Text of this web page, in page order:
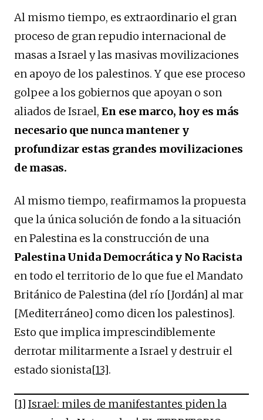
Al mismo tiempo, es extraordinario el gran
proceso de gran repudio internacional de
masas a Israel y las masivas movilizaciones
en apoyo de los palestinos. Y que ese proceso
golpee a los gobiernos que apoyan o son
aliados de Israel, En ese marco, hoy es más
necesario que nunca mantener y
profundizar estas grandes movilizaciones
de masas.
Al mismo tiempo, reafirmamos la propuesta
que la única solución de fondo a la situación
en Palestina es la construcción de una
Palestina Unida Democrática y No Racista
en todo el territorio de lo que fue el Mandato
Británico de Palestina (del río [Jordán] al mar
[Mediterráneo] como dicen los palestinos].
Esto que implica imprescindiblemente
derrotar militarmente a Israel y destruir el
estado sionista[13].
[1] Israel: miles de manifestantes piden la